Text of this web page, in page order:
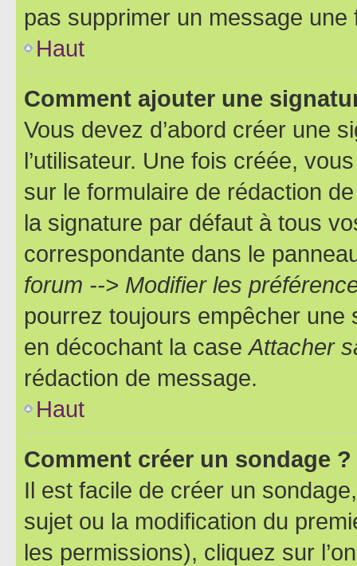
pas supprimer un message une
Haut
Comment ajouter une
Vous devez d’abord créer une
l’utilisateur. Une fois créée,
sur le formulaire de rédaction
la signature par défaut à tous
correspondante dans le
forum --> Modifier les
pourrez toujours empêcher une
en décochant la caseAttacher
rédaction de message.
Haut
Comment créer un sondage ?
Il est facile de créer un
sujet ou la modification du
les permissions), cliquez sur